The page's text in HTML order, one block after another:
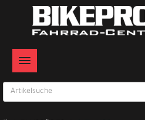
TOGGLE NAVIGATION